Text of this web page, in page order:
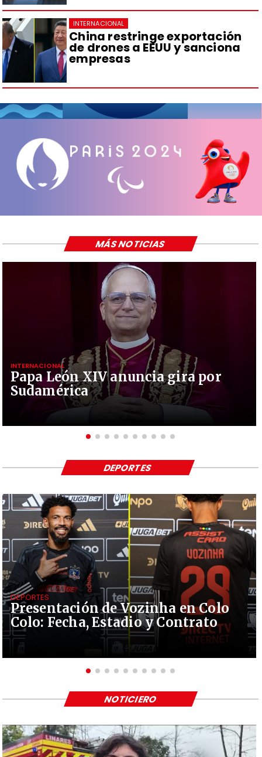
China restringe exportación
de drones a EEUU y sanciona
empresas
INTERNACIONAL
Papa León XIV anuncia gira por
Sudamérica
INTERNACIONAL
MÁS NOTICIAS
Presentación de Vozinha en Colo
Colo: Fecha, Estadio y Contrato
DEPORTES
DEPORTES
NOTICIERO